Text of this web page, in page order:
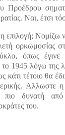
Προέδρου
Ναι, έτσι
επιλογή; Νομίζω
ορκωμοσίας
όπως έγινε
1945 λόγω της
κάτι τέτοιο θα
Αλλωστε
πιο δυνατή
του.